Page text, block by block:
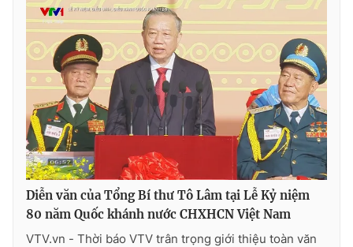
Diễn văn của Tổng Bí thư Tô Lâm tại Lễ Kỷ niệm
80 năm Quốc khánh nước CHXHCN Việt Nam
VTV.vn - Thời báo VTV trân trọng giới thiệu toàn văn